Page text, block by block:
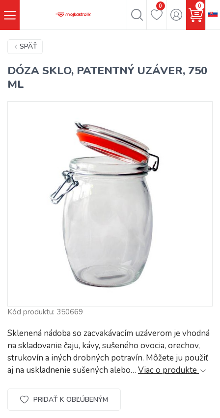
0 0
SPÄŤ
DÓZA SKLO, PATENTNÝ UZÁVER, 750
ML
Kód produktu: 350669
Sklenená nádoba so zacvakávacím uzáverom je vhodná
na skladovanie čaju, kávy, sušeného ovocia, orechov,
strukovín a iných drobných potravín. Môžete ju použiť
aj na uskladnenie sušených alebo… Viac o produkte
PRIDAŤ K OBĽÚBENÝM